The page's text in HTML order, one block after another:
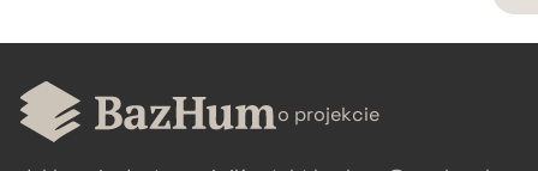
CZYSTY TEKST
pobierz cytat o projekcie